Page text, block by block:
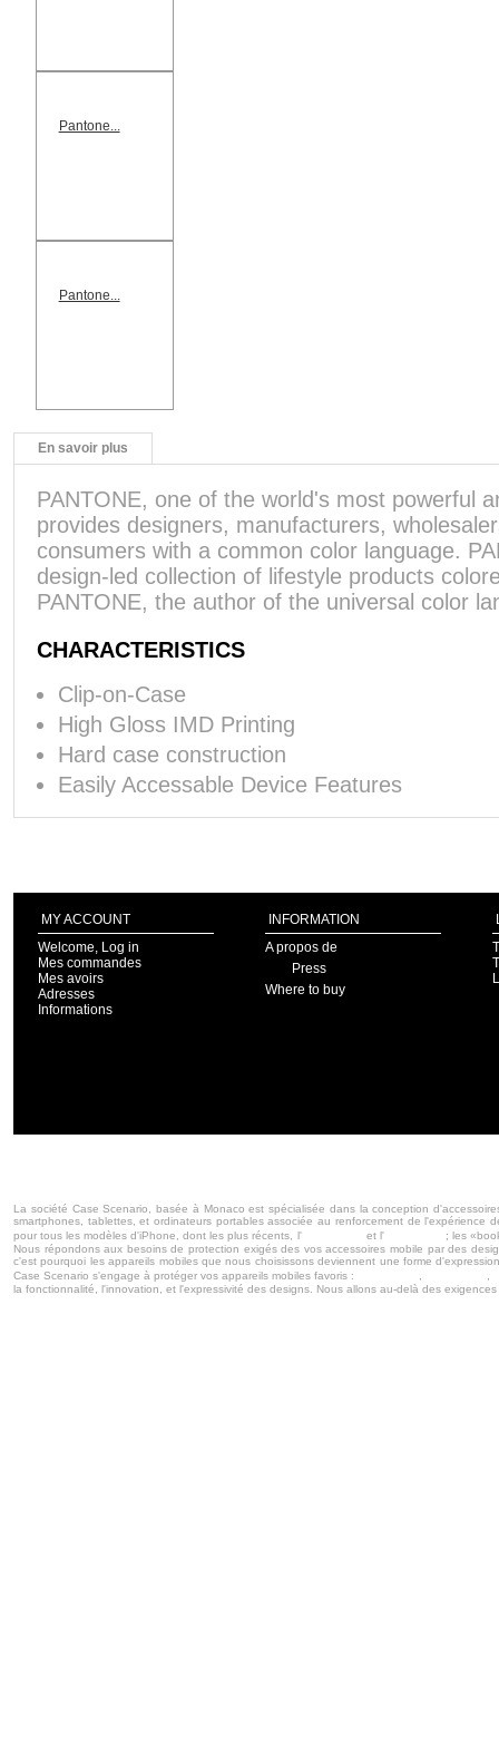
Pantone...
Pantone...
En savoir plus
PANTONE, one of the world's most powerful
provides designers, manufacturers,
consumers with a common color language.
design-led collection of lifestyle products
PANTONE, the author of the universal color
CHARACTERISTICS
Clip-on-Case
High Gloss IMD Printing
Hard case construction
Easily Accessable Device Features
MY ACCOUNT
Welcome, Log in
Mes commandes
Mes avoirs
Adresses
Informations
INFORMATION
A propos de
Press
Where to buy
La société Case Scenario, basée à Monaco est spécialisée dans la conception
smartphones, tablettes, et ordinateurs portables associée au renforcement de
pour tous les modèles d'iPhone, dont les plus récents, l'iPhone 5s et l'iPhone 5c
; les
Nous répondons aux besoins de protection exigés des vos accessoires mobile par des
c'est pourquoi les appareils mobiles que nous choisissons deviennent une forme
Case Scenario s'engage à protéger vos appareils mobiles favoris :
la fonctionnalité, l'innovation, et l'expressivité des designs. Nous allons au-delà des